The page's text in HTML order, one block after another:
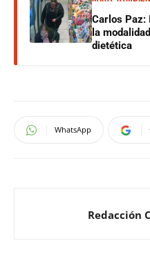
Carlos Paz:
la
dietética
WhatsApp
Redacción